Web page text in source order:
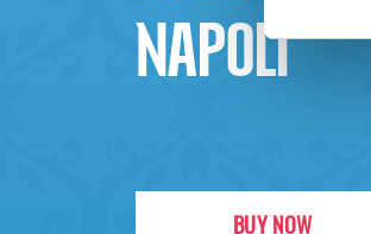
NAPOLI
BUY NOW